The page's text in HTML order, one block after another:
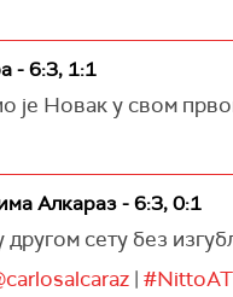
- 6:3, 1:1
је Новак у свом
Алкараз - 6:3, 0:1
сету без
|